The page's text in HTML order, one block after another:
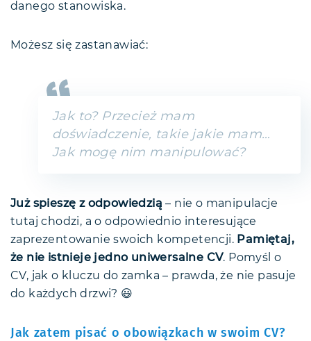
danego stanowiska.
Możesz się zastanawiać:
Jak to? Przecież mam
doświadczenie, takie jakie mam…
Jak mogę nim manipulować?
Już spieszę z odpowiedzią – nie o manipulacje
tutaj chodzi, a o odpowiednio interesujące
zaprezentowanie swoich kompetencji. Pamiętaj,
że nie istnieje jedno uniwersalne CV. Pomyśl o
CV, jak o kluczu do zamka – prawda, że nie pasuje
do każdych drzwi? 😃
Jak zatem pisać o obowiązkach w swoim CV?